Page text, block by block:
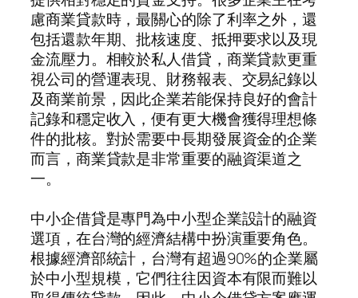
慮商業貸款時，最關心的除了利率之外，還
包括還款年期、批核速度、抵押要求以及現
金流壓力。相較於私人借貸，商業貸款更重
視公司的營運表現、財務報表、交易紀錄以
及商業前景，因此企業若能保持良好的會計
記錄和穩定收入，便有更大機會獲得理想條
件的批核。對於需要中長期發展資金的企業
而言，商業貸款是非常重要的融資渠道之
一。
中小企借貸是專門為中小型企業設計的融資
選項，在台灣的經濟結構中扮演重要角色。
根據經濟部統計，台灣有超過90%的企業屬
於中小型規模，它們往往因資本有限而難以